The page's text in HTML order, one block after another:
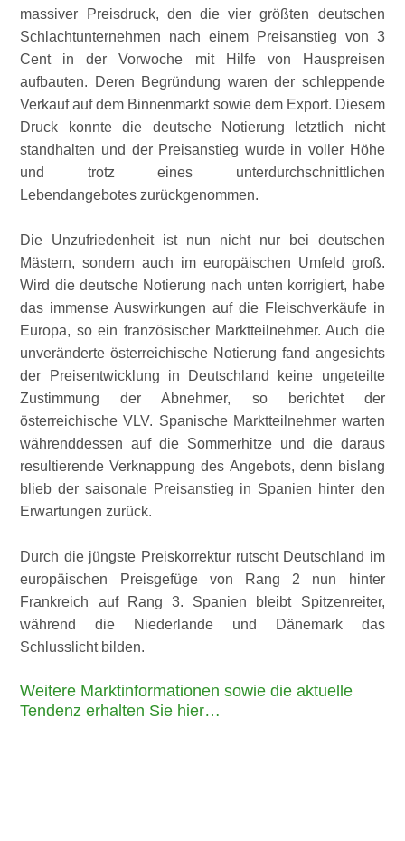
massiver Preisdruck, den die vier größten deutschen
Schlachtunternehmen nach einem Preisanstieg von 3
Cent in der Vorwoche mit Hilfe von Hauspreisen
aufbauten. Deren Begründung waren der schleppende
Verkauf auf dem Binnenmarkt sowie dem Export. Diesem
Druck konnte die deutsche Notierung letztlich nicht
standhalten und der Preisanstieg wurde in voller Höhe
und trotz eines unterdurchschnittlichen
Lebendangebotes zurückgenommen.
Die Unzufriedenheit ist nun nicht nur bei deutschen
Mästern, sondern auch im europäischen Umfeld groß.
Wird die deutsche Notierung nach unten korrigiert, habe
das immense Auswirkungen auf die Fleischverkäufe in
Europa, so ein französischer Marktteilnehmer. Auch die
unveränderte österreichische Notierung fand angesichts
der Preisentwicklung in Deutschland keine ungeteilte
Zustimmung der Abnehmer, so berichtet der
österreichische VLV. Spanische Marktteilnehmer warten
währenddessen auf die Sommerhitze und die daraus
resultierende Verknappung des Angebots, denn bislang
blieb der saisonale Preisanstieg in Spanien hinter den
Erwartungen zurück.
Durch die jüngste Preiskorrektur rutscht Deutschland im
europäischen Preisgefüge von Rang 2 nun hinter
Frankreich auf Rang 3. Spanien bleibt Spitzenreiter,
während die Niederlande und Dänemark das
Schlusslicht bilden.
Weitere Marktinformationen sowie die aktuelle
Tendenz erhalten Sie hier…